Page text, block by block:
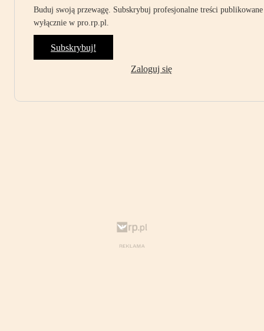
Buduj swoją przewagę. Subskrybuj profesjonalne treści publikowane
wyłącznie w pro.rp.pl.
Subskrybuj!
Zaloguj się